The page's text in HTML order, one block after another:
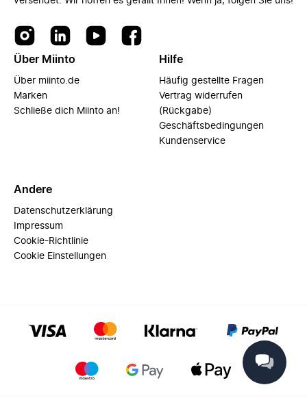
Über Miinto
Über miinto.de
Marken
Schließe dich Miinto an!
Hilfe
Häufig gestellte Fragen
Vertrag widerrufen
(Rückgabe)
Geschäftsbedingungen
Kundenservice
Andere
Datenschutzerklärung
Impressum
Cookie-Richtlinie
Cookie Einstellungen